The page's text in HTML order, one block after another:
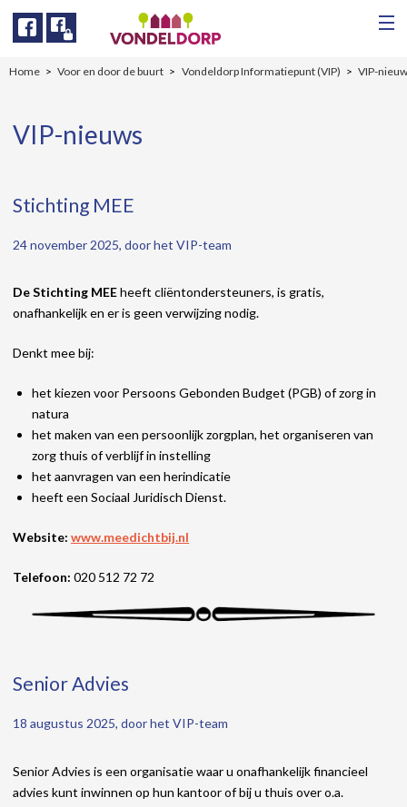
Facebook
Home Voor en door de buurt Vondeldorp Informatiepunt (VIP) VIP-
VIP-nieuws
Stichting MEE
24 november 2025, door het VIP-team
De Stichting MEEheeft cliëntondersteuners, is gratis,
onafhankelijk en er is geen verwijzing nodig.
Denkt mee bij:
het kiezen voor Persoons Gebonden Budget (PGB) of zorg in
natura
het maken van een persoonlijk zorgplan, het organiseren van
zorg thuis of verblijf in instelling
het aanvragen van een herindicatie
heeft een Sociaal Juridisch Dienst.
Website: www.meedichtbij.nl
Telefoon: 020 512 72 72
Senior Advies
18 augustus 2025, door het VIP-team
Senior Advies is een organisatie waar u onafhankelijk financieel
advies kunt inwinnen op hun kantoor of bij u thuis over o.a.